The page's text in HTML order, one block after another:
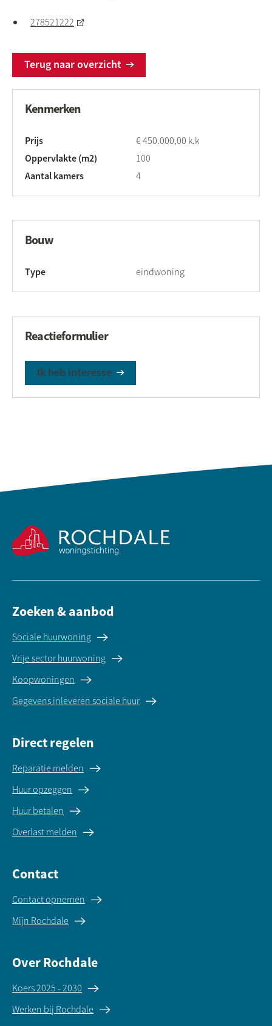
278521222
Terug naar overzicht
Kenmerken
Prijs € 450.000,00 k.k
Oppervlakte (m2) 100
Aantal kamers 4
Bouw
Type eindwoning
Reactieformulier
Ik heb interesse
Zoeken & aanbod
Sociale huurwoning
Vrije sector huurwoning
Koopwoningen
Gegevens inleveren sociale huur
Direct regelen
Reparatie melden
Huur opzeggen
Huur betalen
Overlast melden
Contact
Contact opnemen
Mijn Rochdale
Over Rochdale
Koers 2025 - 2030
Werken bij Rochdale